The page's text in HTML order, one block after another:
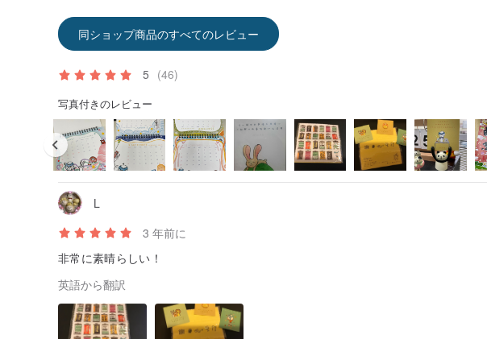
同ショップ商品のすべてのレビュー
5 (46)
写真付きのレビュー
L
3 年前に
非常に素晴らしい！
英語から翻訳